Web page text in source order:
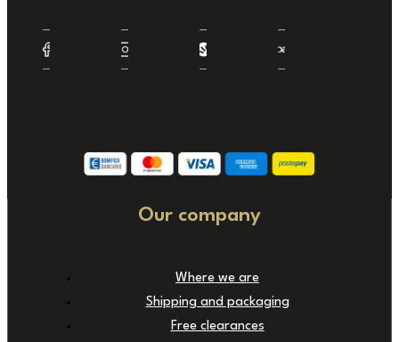
Our company
Where we are
Shipping and packaging
Free clearances